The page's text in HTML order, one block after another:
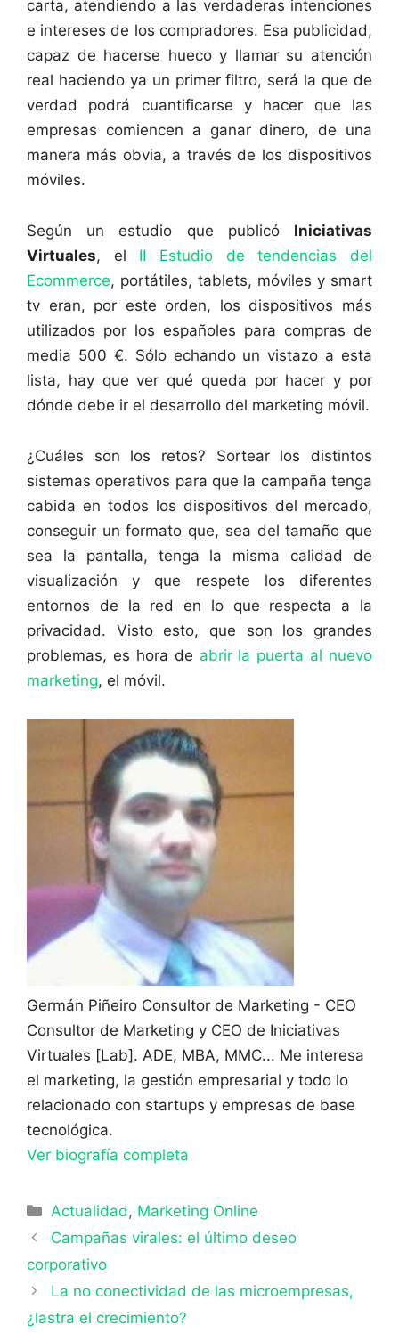
carta, atendiendo a las verdaderas intenciones
e intereses de los compradores. Esa publicidad,
capaz de hacerse hueco y llamar su atención
real haciendo ya un primer filtro, será la que de
verdad podrá cuantificarse y hacer que las
empresas comiencen a ganar dinero, de una
manera más obvia, a través de los dispositivos
móviles.
Según un estudio que publicó Iniciativas
Virtuales, el II Estudio de tendencias del
Ecommerce, portátiles, tablets, móviles y smart
tv eran, por este orden, los dispositivos más
utilizados por los españoles para compras de
media 500 €. Sólo echando un vistazo a esta
lista, hay que ver qué queda por hacer y por
dónde debe ir el desarrollo del marketing móvil.
¿Cuáles son los retos? Sortear los distintos
sistemas operativos para que la campaña tenga
cabida en todos los dispositivos del mercado,
conseguir un formato que, sea del tamaño que
sea la pantalla, tenga la misma calidad de
visualización y que respete los diferentes
entornos de la red en lo que respecta a la
privacidad. Visto esto, que son los grandes
problemas, es hora de abrir la puerta al nuevo
marketing, el móvil.
Germán Piñeiro Consultor de Marketing - CEO
Consultor de Marketing y CEO de Iniciativas
Virtuales [Lab]. ADE, MBA, MMC... Me interesa
el marketing, la gestión empresarial y todo lo
relacionado con startups y empresas de base
tecnológica.
Ver biografía completa
Categorías
Actualidad , Marketing Online
Campañas virales: el último deseo
corporativo
La no conectividad de las microempresas,
¿lastra el crecimiento?